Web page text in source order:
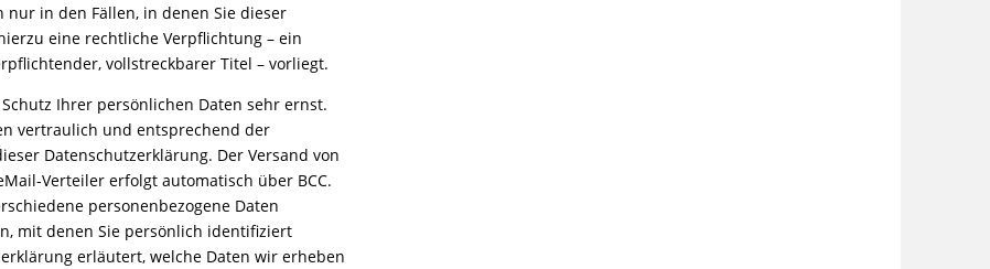
in den Fällen, in denen Sie dieser
eine rechtliche Verpflichtung – ein
vollstreckbarer Titel – vorliegt.
Ihrer persönlichen Daten sehr ernst.
vertraulich und entsprechend der
Datenschutzerklärung. Der Versand von
Verteiler erfolgt automatisch über BCC.
personenbezogene Daten
mit denen Sie persönlich identifiziert
erläutert, welche Daten wir erheben